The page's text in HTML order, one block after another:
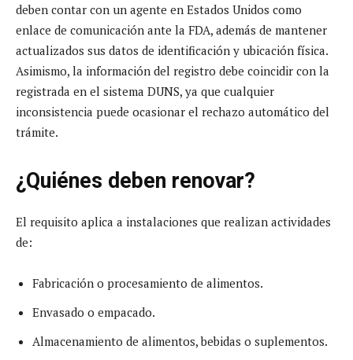
deben contar con un agente en Estados Unidos como
enlace de comunicación ante la FDA, además de mantener
actualizados sus datos de identificación y ubicación física.
Asimismo, la información del registro debe coincidir con la
registrada en el sistema DUNS, ya que cualquier
inconsistencia puede ocasionar el rechazo automático del
trámite.
¿Quiénes deben renovar?
El requisito aplica a instalaciones que realizan actividades
de:
Fabricación o procesamiento de alimentos.
Envasado o empacado.
Almacenamiento de alimentos, bebidas o suplementos.